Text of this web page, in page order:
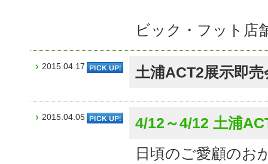
ビック・フット店
2015.04.17 土浦ACT2展示即
2015.04.05
4/12～4/12 土浦
日頃のご愛顧のお